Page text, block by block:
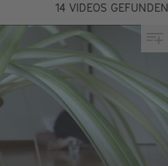
14 VIDEOS GEFUNDEN